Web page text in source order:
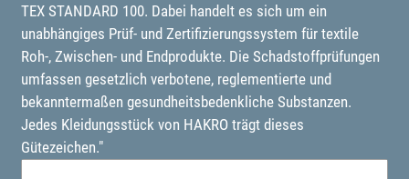
TEX STANDARD 100. Dabei handelt es sich um ein
unabhängiges Prüf- und Zertifizierungssystem für textile
Roh-, Zwischen- und Endprodukte. Die Schadstoffprüfungen
umfassen gesetzlich verbotene, reglementierte und
bekanntermaßen gesundheitsbedenkliche Substanzen.
Jedes Kleidungsstück von HAKRO trägt dieses
Gütezeichen."